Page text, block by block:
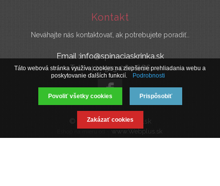
Kontakt
Neváhajte nás kontaktovať, ak potrebujete poradiť..
Email :info@spinaciaskrinka.sk
Tel : +421 919 060 666
© 2019 SpinaciaSkrinka.sk
www.Webplus.sk
Táto webová stránka využíva cookies na zlepšenie prehliadania webu a
poskytovanie ďalších funkcií.
Podrobnosti
Povoliť všetky cookies Prispôsobiť
Zakázať cookies